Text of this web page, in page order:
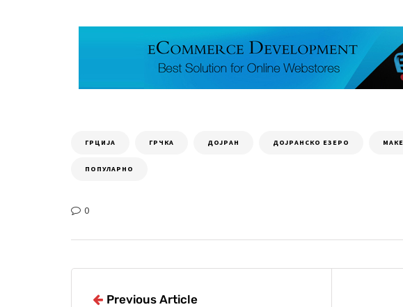
ГРЦИЈА ГРЧКА ДОЈРАН ДОЈРАНСКО ЕЗЕРО
ПОПУЛАРНО
0
Previous Article